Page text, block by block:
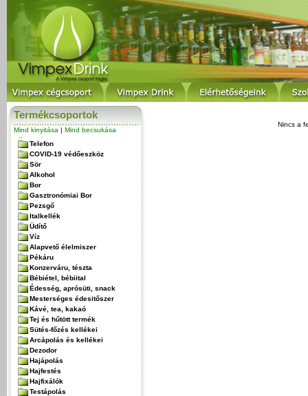
Termékcsoportok
Mind kinyitása | Mind becsukása
Telefon
COVID-19 védőeszköz
Sör
Alkohol
Bor
Gasztronómiai Bor
Pezsgő
Italkellék
Üdítő
Víz
Alapvető élelmiszer
Pékáru
Konzerváru, tészta
Bébiétel, bébiital
Édesség, aprósüti, snack
Mesterséges édesitőszer
Kávé, tea, kakaó
Tej és hűtött termék
Sütés-főzés kellékei
Arcápolás és kellékei
Dezodor
Hajápolás
Hajfestés
Hajfixálók
Testápolás
Nincs a